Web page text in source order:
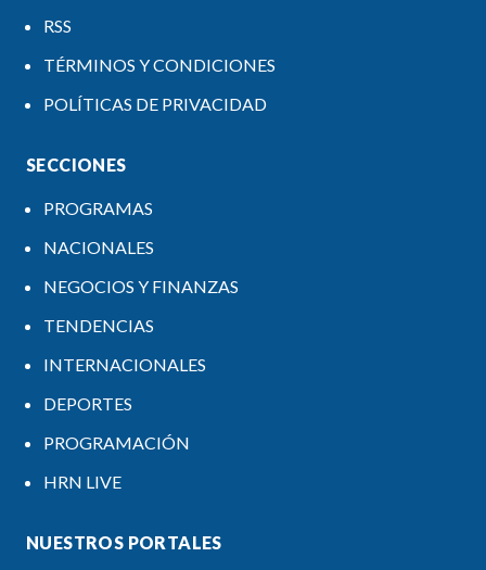
RSS
TÉRMINOS Y CONDICIONES
POLÍTICAS DE PRIVACIDAD
SECCIONES
PROGRAMAS
NACIONALES
NEGOCIOS Y FINANZAS
TENDENCIAS
INTERNACIONALES
DEPORTES
PROGRAMACIÓN
HRN LIVE
NUESTROS PORTALES